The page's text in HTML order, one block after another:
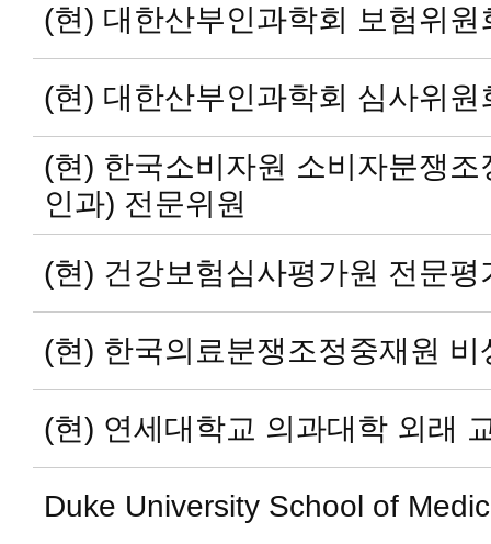
(현) 대한산부인과학회 보험위
(현) 대한산부인과학회 심사위원
(현) 한국소비자원 소비자분쟁
인과) 전문위원
(현) 건강보험심사평가원 전문
(현) 한국의료분쟁조정중재원
(현) 연세대학교 의과대학 외래
Duke University School of